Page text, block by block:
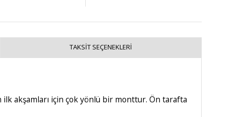
TAKSIT SEÇENEKLERI
ilk akşamları için çok yönlü bir monttur. Ön tarafta